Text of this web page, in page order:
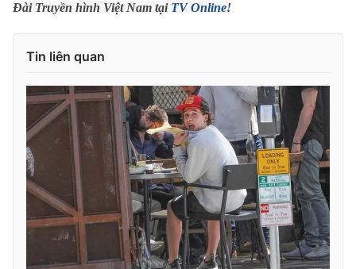
Ðiện thoại Thời báo VTV:024.66 897 897
Liên hệ quảng cáo:
Đài Truyền hình Việt Nam tại TV Online!
Tin liên quan